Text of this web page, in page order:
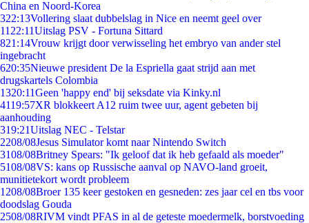
China en Noord-Korea
322:13Vollering slaat dubbelslag in Nice en neemt geel over
11 22:11Uitslag PSV - Fortuna Sittard
821:14Vrouw krijgt door verwisseling het embryo van ander stel
ingebracht
620:35Nieuwe president De la Espriella gaat strijd aan met
drugskartels Colombia
1320:11Geen 'happy end' bij seksdate via Kinky.nl
4119:57XR blokkeert A12 ruim twee uur, agent gebeten bij
aanhouding
319:21Uitslag NEC - Telstar
2208/08Jesus Simulator komt naar Nintendo Switch
3108/08Britney Spears: "Ik geloof dat ik heb gefaald als moeder"
5108/08VS: kans op Russische aanval op NAVO-land groeit,
munitietekort wordt probleem
1208/08Broer 135 keer gestoken en gesneden: zes jaar cel en tbs voor
doodslag Gouda
2508/08RIVM vindt PFAS in al de geteste moedermelk, borstvoeding